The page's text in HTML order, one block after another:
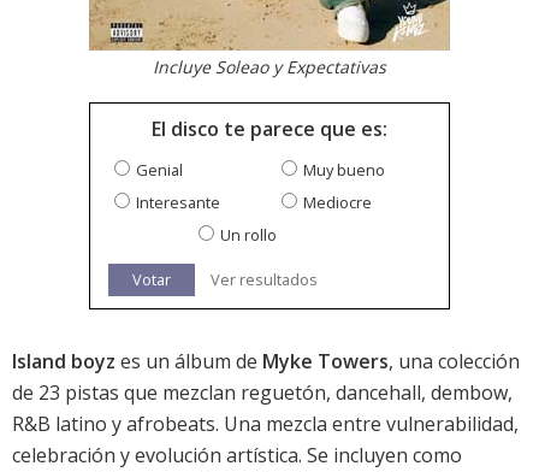
Incluye Soleao y Expectativas
El disco te parece que es:
Genial
Muy bueno
Interesante
Mediocre
Un rollo
Votar Ver resultados
Island boyz es un álbum de Myke Towers, una colección
de 23 pistas que mezclan reguetón, dancehall, dembow,
R&B latino y afrobeats. Una mezcla entre vulnerabilidad,
celebración y evolución artística. Se incluyen como